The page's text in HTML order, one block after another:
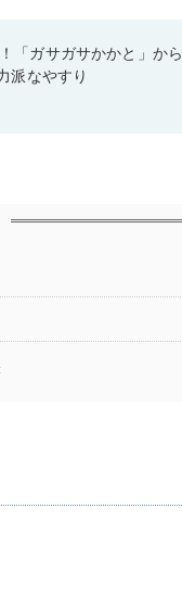
「ガサガサかかと」から
派なやすり